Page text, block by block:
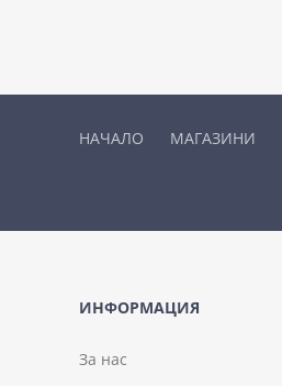
НАЧАЛО МАГАЗИНИ
ИНФОРМАЦИЯ
За нас